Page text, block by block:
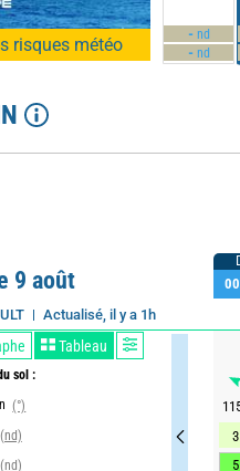
risques météo
- nd
- nd
9 août
Actualisé, il y a 1h
Tableau
sol :
(°)
(nd)
(nd)
3
5